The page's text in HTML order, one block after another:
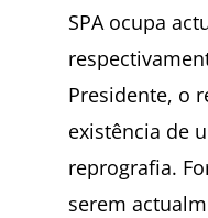
SPA ocupa
Presidente, o
existência de
reprografia.
serem